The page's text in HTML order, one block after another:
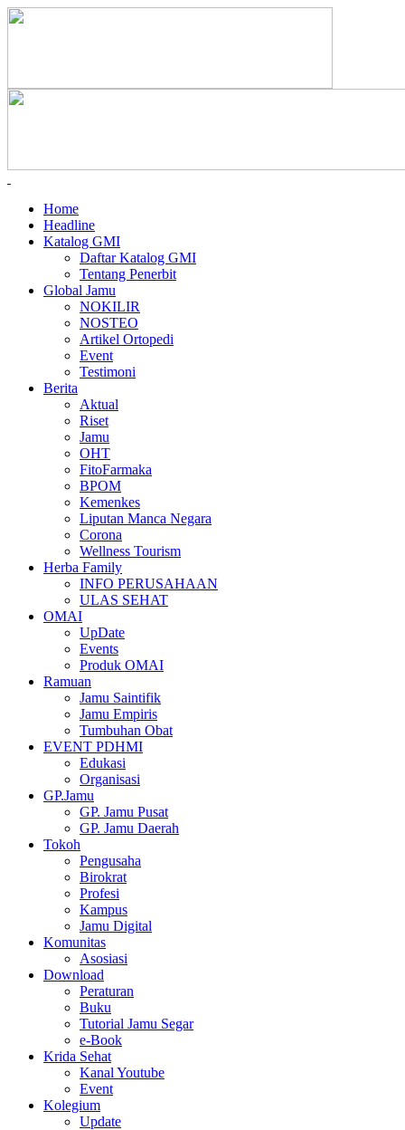
Home
Headline
Katalog GMI
Daftar Katalog GMI
Tentang Penerbit
Global Jamu
NOKILIR
NOSTEO
Artikel Ortopedi
Event
Testimoni
Berita
Aktual
Riset
Jamu
OHT
FitoFarmaka
BPOM
Kemenkes
Liputan Manca Negara
Corona
Wellness Tourism
Herba Family
INFO PERUSAHAAN
ULAS SEHAT
OMAI
UpDate
Events
Produk OMAI
Ramuan
Jamu Saintifik
Jamu Empiris
Tumbuhan Obat
EVENT PDHMI
Edukasi
Organisasi
GP.Jamu
GP. Jamu Pusat
GP. Jamu Daerah
Tokoh
Pengusaha
Birokrat
Profesi
Kampus
Jamu Digital
Komunitas
Asosiasi
Download
Peraturan
Buku
Tutorial Jamu Segar
e-Book
Krida Sehat
Kanal Youtube
Event
Kolegium
Update